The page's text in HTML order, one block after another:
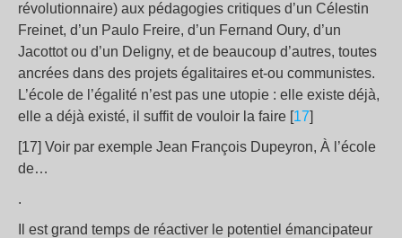
révolutionnaire) aux pédagogies critiques d’un Célestin
Freinet, d’un Paulo Freire, d’un Fernand Oury, d’un
Jacottot ou d’un Deligny, et de beaucoup d’autres, toutes
ancrées dans des projets égalitaires et-ou communistes.
L’école de l’égalité n’est pas une utopie : elle existe déjà,
elle a déjà existé, il suffit de vouloir la faire [17]
[17] Voir par exemple Jean François Dupeyron, À l’école
de…
.
Il est grand temps de réactiver le potentiel émancipateur